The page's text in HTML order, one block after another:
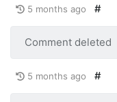
5 months ago #
Comment deleted
5 months ago #